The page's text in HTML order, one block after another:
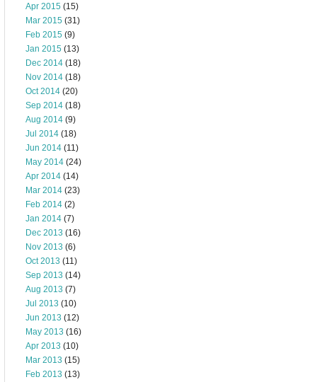
Apr 2015 (15)
Mar 2015 (31)
Feb 2015 (9)
Jan 2015 (13)
Dec 2014 (18)
Nov 2014 (18)
Oct 2014 (20)
Sep 2014 (18)
Aug 2014 (9)
Jul 2014 (18)
Jun 2014 (11)
May 2014 (24)
Apr 2014 (14)
Mar 2014 (23)
Feb 2014 (2)
Jan 2014 (7)
Dec 2013 (16)
Nov 2013 (6)
Oct 2013 (11)
Sep 2013 (14)
Aug 2013 (7)
Jul 2013 (10)
Jun 2013 (12)
May 2013 (16)
Apr 2013 (10)
Mar 2013 (15)
Feb 2013 (13)